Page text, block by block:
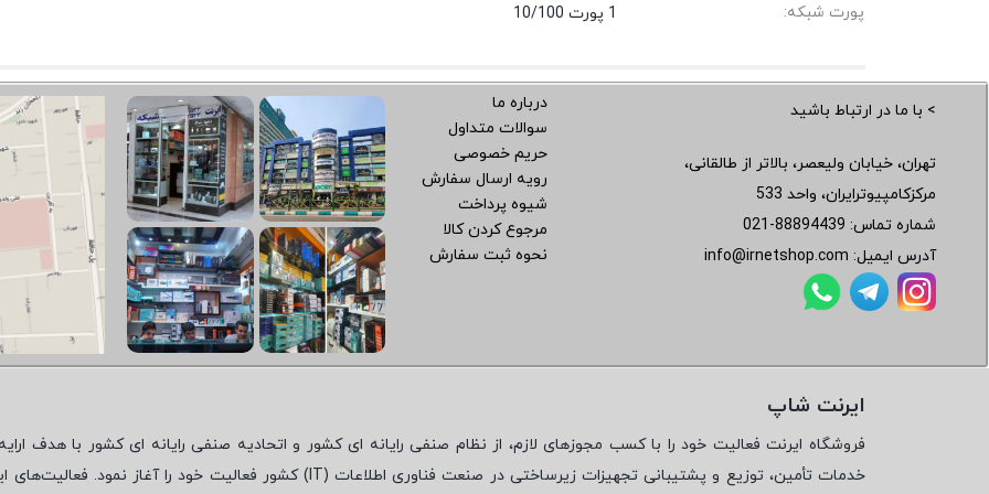
پورت شبکه: 1 پورت 10/100
> با ما در ارتباط باشید
تهران، خیابان ولیعصر، بالاتر از طالقانی،
مرکزکامپیوترایران، واحد 533
شماره تماس: 021-88894439
آدرس ایمیل: info@irnetshop.com
درباره ما
سوالات متداول
حریم خصوصی
رویه ارسال سفارش
شیوه پرداخت
مرجوع کردن کالا
نحوه ثبت سفارش
ایرنت شاپ
فروشگاه ایرنت فعالیت خود را با کسب مجوزهای لازم، از نظام صنفی رایانه ای کشور و اتحادیه صنفی رایانه ای کشور با هدف
خدمات تأمین، توزیع و پشتیبانی تجهیزات زیرساختی در صنعت فناوری اطلاعات (IT) کشور فعالیت خود را آغاز نمود. فعالیت‌های